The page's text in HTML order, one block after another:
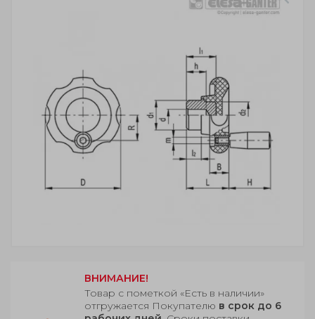
ВНИМАНИЕ!
Товар с пометкой «Есть в наличии»
отгружается Покупателю в срок до 6